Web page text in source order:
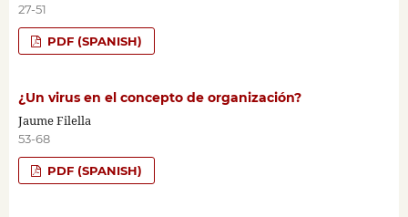
27-51
PDF (SPANISH)
¿Un virus en el concepto de organización?
Jaume Filella
53-68
PDF (SPANISH)